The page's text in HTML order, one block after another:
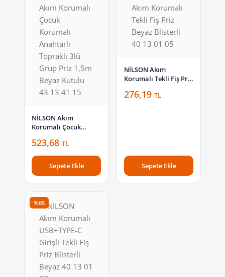
NİLSON Akım
Korumalı Çocuk
Topraklı 3lü Grup Priz
1,5m Beyaz Kutulu 43
13 41 15
523,68 TL
Sepete Ekle
NİLSON Akım
Korumalı Tekli Fiş Priz
01 05
276,19 TL
Sepete Ekle
%65